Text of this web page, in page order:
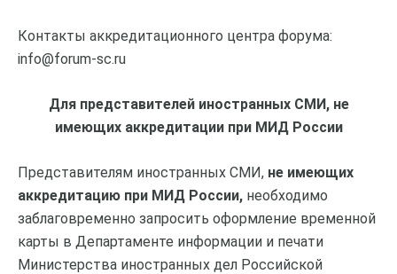
Контакты аккредитационного центра форума:
info@forum-sc.ru
Для представителей иностранных СМИ, не
имеющих аккредитации при МИД России
Представителям иностранных СМИ, не имеющих
аккредитацию при МИД России, необходимо
заблаговременно запросить оформление временной
карты в Департаменте информации и печати
Министерства иностранных дел Российской